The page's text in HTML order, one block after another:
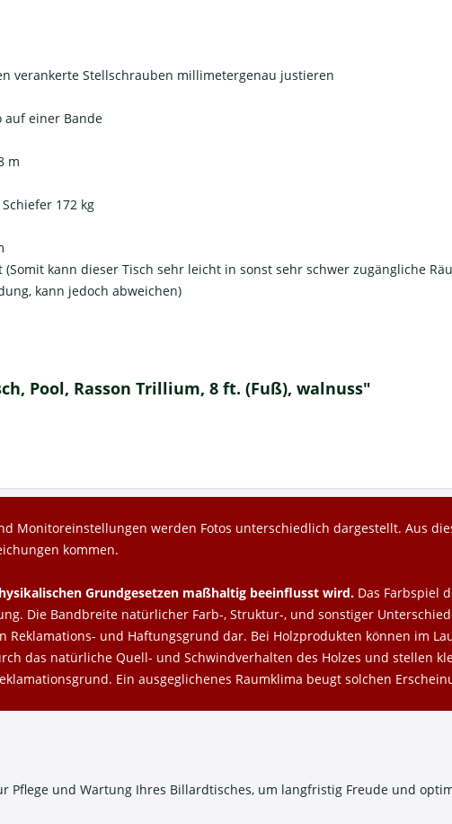
verankerte Stellschrauben millimetergenau justieren
auf einer Bande
m
172 kg
kann dieser Tisch sehr leicht in sonst sehr schwer zugängliche
kann jedoch abweichen)
Pool, Rasson Trillium, 8 ft. (Fuß), walnuss"
Monitoreinstellungen werden Fotos unterschiedlich dargestellt. Aus
kommen.
Grundgesetzen maßhaltig beeinflusst wird. Das Farbspiel
Die Bandbreite natürlicher Farb-, Struktur-, und sonstiger
und Haftungsgrund dar. Bei Holzprodukten können im
das natürliche Quell- und Schwindverhalten des Holzes und stellen
Ein ausgeglichenes Raumklima beugt solchen
Pflege und Wartung Ihres Billardtisches, um langfristig Freude und